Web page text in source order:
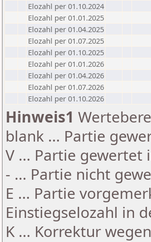
Elozahl per 01.10.2024
Elozahl per 01.01.2025
Elozahl per 01.04.2025
Elozahl per 01.07.2025
Elozahl per 01.10.2025
Elozahl per 01.01.2026
Elozahl per 01.04.2026
Elozahl per 01.07.2026
Elozahl per 01.10.2026
Hinweis1
blank ... Partie
V ... Partie gewertet
- ... Partie nicht
E ... Partie
Einstiegselozahl in
K ... Korrektur